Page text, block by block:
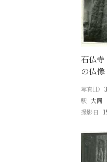
石仏
の仏像
写真ID
駅 大同
撮影日